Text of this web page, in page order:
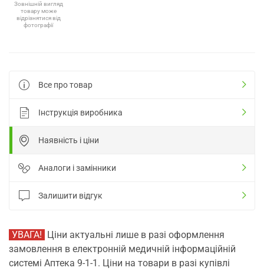
Зовнішній вигляд
товару може
відрізнятися від
фотографії
Все про товар
Інструкція виробника
Наявність і ціни
Аналоги і замінники
Залишити відгук
УВАГА! Ціни актуальні лише в разі оформлення
замовлення в електронній медичній інформаційній
системі Аптека 9-1-1. Ціни на товари в разі купівлі